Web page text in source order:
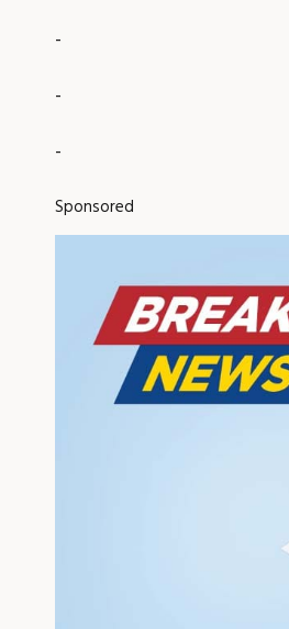
-
-
-
Sponsored